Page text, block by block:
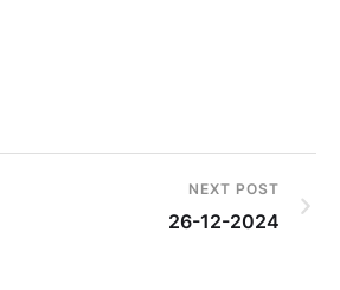
NEXT POST
26-12-2024